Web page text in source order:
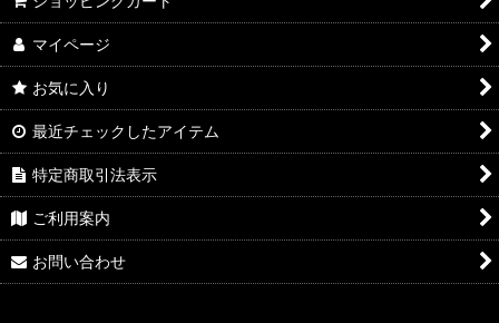
エラー専用リング
マイページ
お気に入り
最近チェックしたアイテム
特定商取引法表示
ご利用案内
お問い合わせ